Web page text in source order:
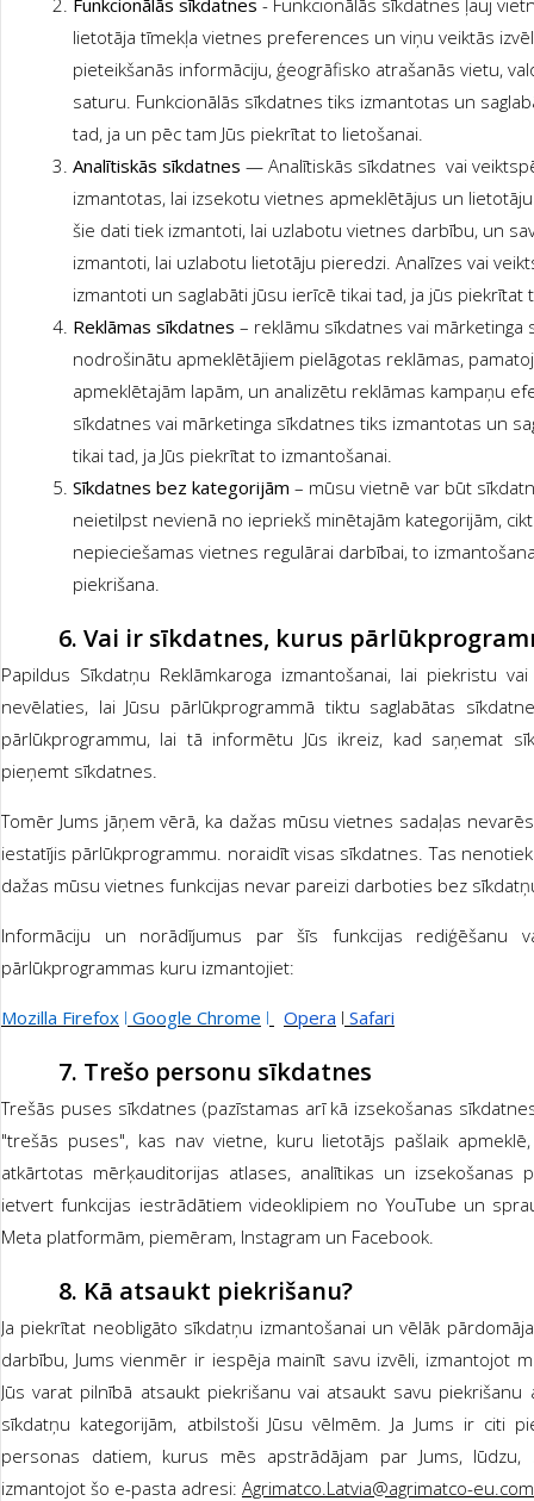
Funkcionālās sīkdatnes - Funkcionālās sīkdatnes ļauj
lietotāja tīmekļa vietnes preferences un viņu veiktās
pieteikšanās informāciju, ģeogrāfisko atrašanās vietu,
saturu. Funkcionālās sīkdatnes tiks izmantotas un
tad, ja un pēc tam Jūs piekrītat to lietošanai.
Analītiskās sīkdatnes — Analītiskās sīkdatnes vai
izmantotas, lai izsekotu vietnes apmeklētājus un
šie dati tiek izmantoti, lai uzlabotu vietnes darbību, un
izmantoti, lai uzlabotu lietotāju pieredzi. Analīzes vai
izmantoti un saglabāti jūsu ierīcē tikai tad, ja jūs piekrītat
Reklāmas sīkdatnes – reklāmu sīkdatnes vai mārketinga
nodrošinātu apmeklētājiem pielāgotas reklāmas,
apmeklētajām lapām, un analizētu reklāmas kampaņu
sīkdatnes vai mārketinga sīkdatnes tiks izmantotas un
tikai tad, ja Jūs piekrītat to izmantošanai.
Sīkdatnes bez kategorijām – mūsu vietnē var būt
neietilpst nevienā no iepriekš minētajām kategorijām,
nepieciešamas vietnes regulārai darbībai, to
piekrišana.
6. Vai ir sīkdatnes, kurus
Papildus Sīkdatņu Reklāmkaroga izmantošanai, lai piekristu
nevēlaties, lai Jūsu pārlūkprogrammā tiktu saglabātas
pārlūkprogrammu, lai tā informētu Jūs ikreiz, kad saņemat
pieņemt sīkdatnes.
Tomēr Jums jāņem vērā, ka dažas mūsu vietnes sadaļas
iestatījis pārlūkprogrammu. noraidīt visas sīkdatnes. Tas
dažas mūsu vietnes funkcijas nevar pareizi darboties bez
Informāciju un norādījumus par šīs funkcijas rediģēšanu
pārlūkprogrammas kuru izmantojiet:
Mozilla Firefox І Google Chrome І Opera І Safari
7. Trešo personu sīkdatnes
Trešās puses sīkdatnes (pazīstamas arī kā izsekošanas
"trešās puses", kas nav vietne, kuru lietotājs pašlaik
atkārtotas mērķauditorijas atlases, analītikas un izsekošanas
ietvert funkcijas iestrādātiem videoklipiem no YouTube un
Meta platformām, piemēram, Instagram un Facebook.
8. Kā atsaukt piekrišanu?
Ja piekrītat neobligāto sīkdatņu izmantošanai un vēlāk
darbību, Jums vienmēr ir iespēja mainīt savu izvēli, izmantojot
Jūs varat pilnībā atsaukt piekrišanu vai atsaukt savu
sīkdatņu kategorijām, atbilstoši Jūsu vēlmēm. Ja Jums ir citi
personas datiem, kurus mēs apstrādājam par Jums, lūdzu,
izmantojot šo e-pasta adresi: Agrimatco.Latvia@agrimatco-eu.com